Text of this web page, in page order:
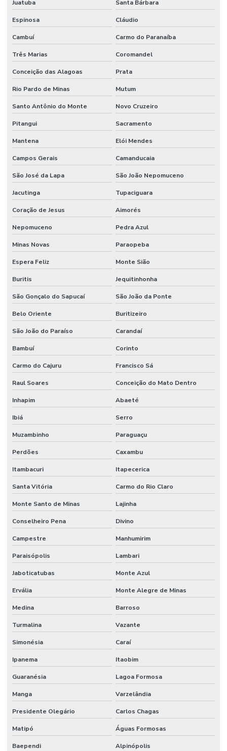
Juatuba Santa Bárbara
Espinosa Cláudio
Cambuí Carmo do Paranaíba
Três Marias Coromandel
Conceição das Alagoas Prata
Rio Pardo de Minas Mutum
Santo Antônio do Monte Novo Cruzeiro
Pitangui Sacramento
Mantena Elói Mendes
Campos Gerais Camanducaia
São José da Lapa São João Nepomuceno
Jacutinga Tupaciguara
Coração de Jesus Aimorés
Nepomuceno Pedra Azul
Minas Novas Paraopeba
Espera Feliz Monte Sião
Buritis Jequitinhonha
São Gonçalo do Sapucaí São João da Ponte
Belo Oriente Buritizeiro
São João do Paraíso Carandaí
Bambuí Corinto
Carmo do Cajuru Francisco Sá
Raul Soares Conceição do Mato Dentro
Inhapim Abaeté
Ibiá Serro
Muzambinho Paraguaçu
Perdões Caxambu
Itambacuri Itapecerica
Santa Vitória Carmo do Rio Claro
Monte Santo de Minas Lajinha
Conselheiro Pena Divino
Campestre Manhumirim
Paraisópolis Lambari
Jaboticatubas Monte Azul
Ervália Monte Alegre de Minas
Medina Barroso
Turmalina Vazante
Simonésia Caraí
Ipanema Itaobim
Guaranésia Lagoa Formosa
Manga Varzelândia
Presidente Olegário Carlos Chagas
Matipó Águas Formosas
Baependi Alpinópolis